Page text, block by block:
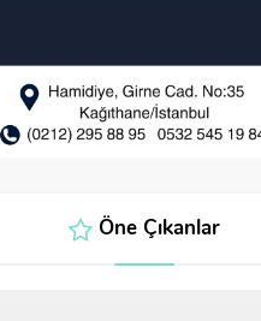
Öne Çıkanlar